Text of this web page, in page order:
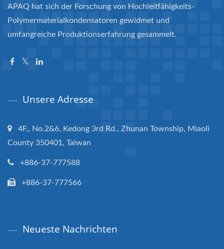
APAQ hat sich der Forschung von Hochleitfähigkeits-
Polymermaterialkondensatoren gewidmet und
umfangreiche Produktionserfahrung gesammelt.
Unsere Adresse
4F., No.2&6, Kedong 3rd Rd., Zhunan Township, Miaoli
County 350401, Taiwan
+886-37-777588
+886-37-777566
Neueste Nachrichten